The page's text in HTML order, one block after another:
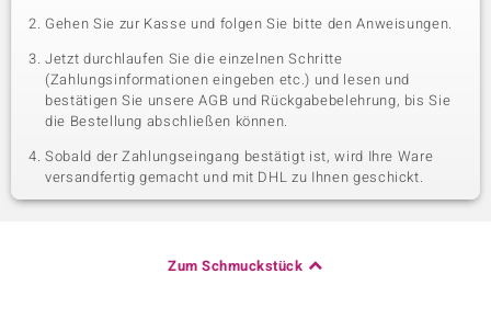
Gehen Sie zur Kasse und folgen Sie bitte den Anweisungen.
Jetzt durchlaufen Sie die einzelnen Schritte
(Zahlungsinformationen eingeben etc.) und lesen und
bestätigen Sie unsere AGB und Rückgabebelehrung, bis Sie
die Bestellung abschließen können.
Sobald der Zahlungseingang bestätigt ist, wird Ihre Ware
versandfertig gemacht und mit DHL zu Ihnen geschickt.
Zum Schmuckstück